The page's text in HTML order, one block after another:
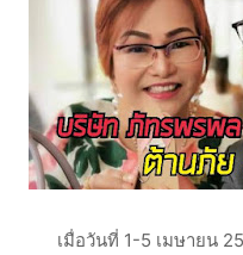
เมื่อวันที่ 1-5 เมษายน